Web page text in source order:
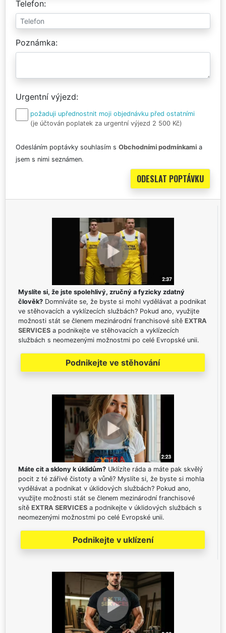
Telefon
Poznámka
Urgentní výjezd
požaduji upřednostnit moji objednávku před ostatními
(je účtován poplatek za urgentní výjezd 2 500 Kč)
Odesláním poptávky souhlasím s Obchodními podmínkami a
jsem s nimi seznámen.
Myslíte si, že jste spolehlivý, zručný a fyzicky zdatný
člověk? Domníváte se, že byste si mohl vydělávat a podnikat
ve stěhovacích a vyklízecích službách? Pokud ano, využijte
možnosti stát se členem mezinárodní franchisové sítě EXTRA
SERVICES a podnikejte ve stěhovacích a vyklízecích
službách s neomezenými možnostmi po celé Evropské unii.
Podnikejte ve stěhování
Máte cit a sklony k úklidům? Uklízíte ráda a máte pak skvělý
pocit z té zářivé čistoty a vůně? Myslíte si, že byste si mohla
vydělávat a podnikat v úklidových službách? Pokud ano,
využijte možnosti stát se členem mezinárodní franchisové
sítě EXTRA SERVICES a podnikejte v úklidových službách s
neomezenými možnostmi po celé Evropské unii.
Podnikejte v uklízení